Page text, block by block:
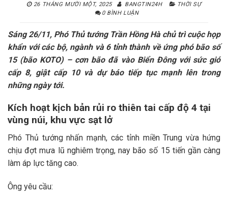
26 THÁNG MƯỜI MỘT, 2025 BANGTIN24H
THỜI SỰ
0 BÌNH LUẬN
Sáng 26/11, Phó Thủ tướng Trần Hồng Hà chủ trì cuộc họp
khẩn với các bộ, ngành và 6 tỉnh thành về ứng phó bão số
15 (bão KOTO) – cơn bão đã vào Biển Đông với sức gió
cấp 8, giật cấp 10 và dự báo tiếp tục mạnh lên trong
những ngày tới.
Kích hoạt kịch bản rủi ro thiên tai cấp độ 4 tại
vùng núi, khu vực sạt lở
Phó Thủ tướng nhấn mạnh, các tỉnh miền Trung vừa hứng
chịu đợt mưa lũ nghiêm trọng, nay bão số 15 tiến gần càng
làm áp lực tăng cao.
Ông yêu cầu: